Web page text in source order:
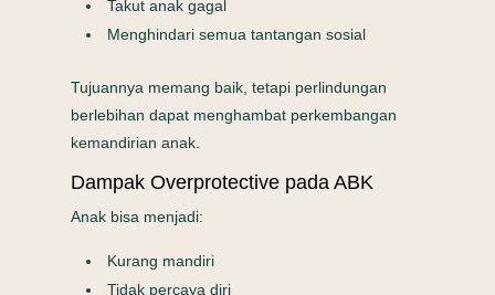
Takut anak gagal
Menghindari semua tantangan sosial
Tujuannya memang baik, tetapi perlindungan
berlebihan dapat menghambat perkembangan
kemandirian anak.
Dampak Overprotective pada ABK
Anak bisa menjadi:
Kurang mandiri
Tidak percaya diri